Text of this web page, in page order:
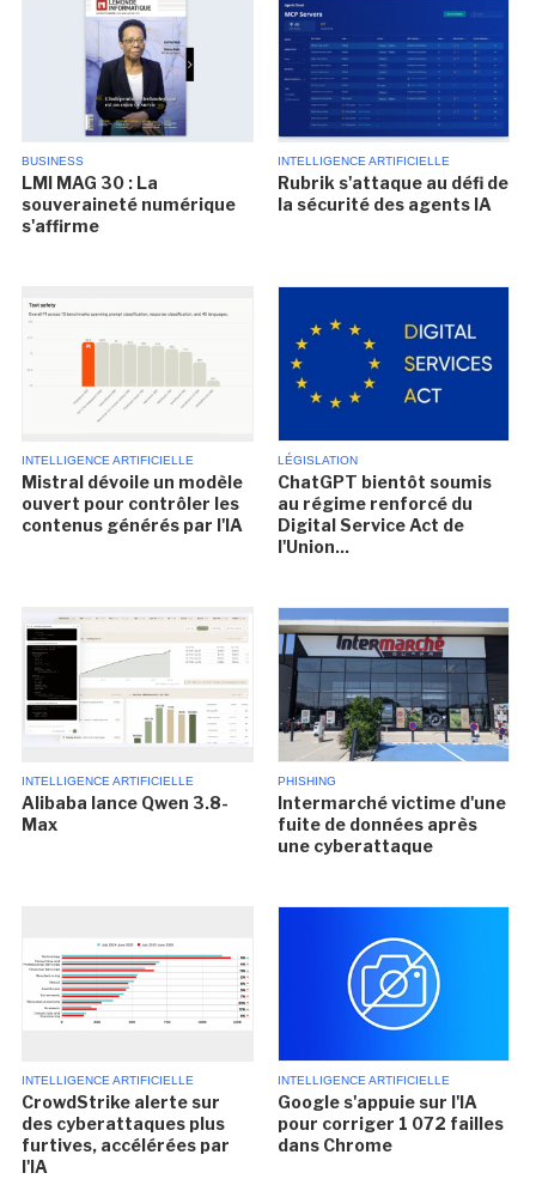
BUSINESS
LMI MAG 30 : La
souveraineté numérique
s'affirme
INTELLIGENCE ARTIFICIELLE
Rubrik s'attaque au défi de
la sécurité des agents IA
INTELLIGENCE ARTIFICIELLE
Mistral dévoile un modèle
ouvert pour contrôler les
contenus générés par l'IA
LÉGISLATION
ChatGPT bientôt soumis
au régime renforcé du
Digital Service Act de
l'Union...
INTELLIGENCE ARTIFICIELLE
Alibaba lance Qwen 3.8-
Max
PHISHING
Intermarché victime d'une
fuite de données après
une cyberattaque
INTELLIGENCE ARTIFICIELLE
CrowdStrike alerte sur
des cyberattaques plus
furtives, accélérées par
l'IA
INTELLIGENCE ARTIFICIELLE
Google s'appuie sur l'IA
pour corriger 1 072 failles
dans Chrome